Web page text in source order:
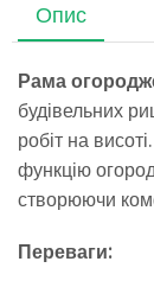
Опис
Рама
будівельних
робіт на
функцію
створюючи
Переваги: